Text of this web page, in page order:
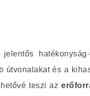
és a
teszi az